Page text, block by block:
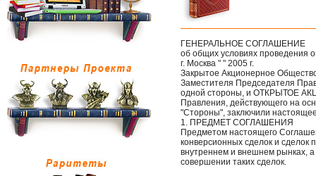
ГЕНЕРАЛЬНОЕ СОГЛАШЕНИЕ
об общих условиях проведения
г. Москва " " 2005 г.
Закрытое Акционерное
Заместителя Председателя
одной стороны, и ОТКРЫТОЕ
Правления, действующего на
"Стороны", заключили
1. ПРЕДМЕТ СОГЛАШЕНИЯ
Предметом настоящего
конверсионных сделок и
внутреннем и внешнем рынках, а
совершении таких сделок.